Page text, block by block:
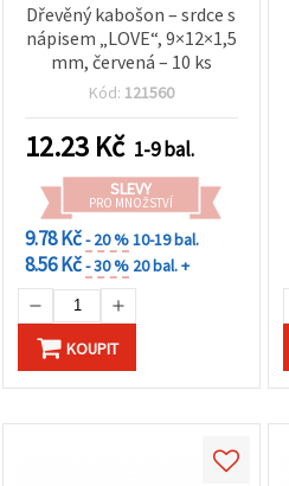
Dřevěný kabošon – srdce s
nápisem „LOVE“, 9×12×1,5
mm, červená – 10 ks
Kód: 121560
12.23 Kč 1-9 bal.
SLEVY
PRO MNOŽSTVÍ
9.78 Kč- 20 %10-19 bal.
8.56 Kč- 30 % 20 bal. +
KOUPIT